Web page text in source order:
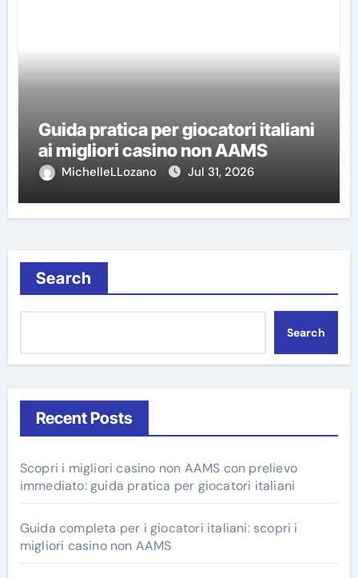
Guida pratica per giocatori italiani
ai migliori casino non AAMS
MichelleLLozano Jul 31, 2026
Search
Search
Recent Posts
Scopri i migliori casino non AAMS con prelievo
immediato: guida pratica per giocatori italiani
Guida completa per i giocatori italiani: scopri i
migliori casino non AAMS